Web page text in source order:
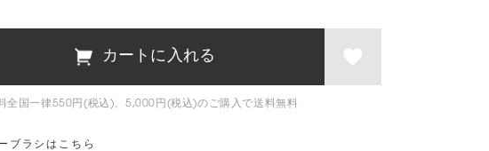
全国一律550円(税込)、5,000円(税込)のご購入で送料無料
ブラシはこちら